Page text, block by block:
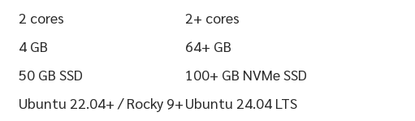
2 cores
2+ cores
4 GB
64+ GB
50 GB SSD
100+ GB NVMe SSD
Ubuntu 22.04+ / Rocky 9+Ubuntu 24.04 LTS